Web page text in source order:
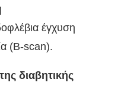
έγχυση
(B-scan).
διαβητικής